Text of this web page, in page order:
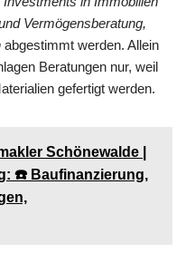
Vermögensberatung,
abgestimmt werden. Allein
Beratungen nur, weil
gefertigt werden.
Schönewalde |
☎️ Baufinanzierung,